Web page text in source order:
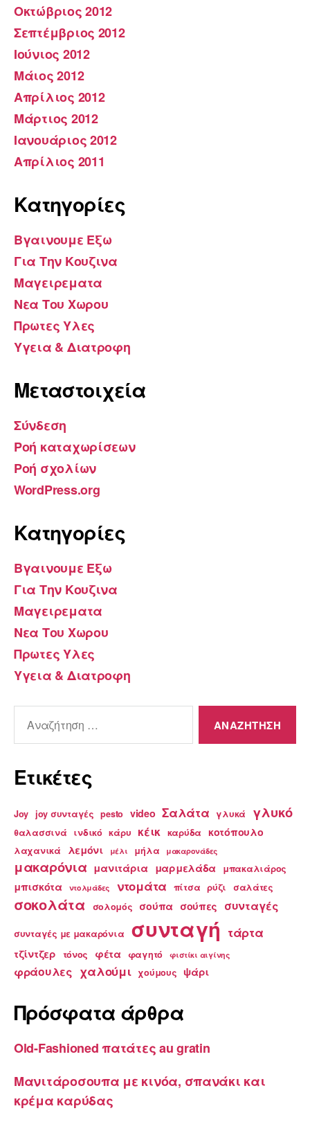
Οκτώβριος 2012
Σεπτέμβριος 2012
Ιούνιος 2012
Μάιος 2012
Απρίλιος 2012
Μάρτιος 2012
Ιανουάριος 2012
Απρίλιος 2011
Kατηγορίες
Βγαινουμε Εξω
Για Την Κουζινα
Μαγειρεματα
Νεα Του Χωρου
Πρωτες Υλες
Υγεια & Διατροφη
Μεταστοιχεία
Σύνδεση
Ροή καταχωρίσεων
Ροή σχολίων
WordPress.org
Kατηγορίες
Βγαινουμε Εξω
Για Την Κουζινα
Μαγειρεματα
Νεα Του Χωρου
Πρωτες Υλες
Υγεια & Διατροφη
για:
Ετικέτες
Joy joy συνταγές pesto video Σαλάτα γλυκά γλυκό
θαλασσινά ινδικό κάρυ κέικ καρύδα κοτόπουλο
λαχανικά λεμόνι μέλι μήλα μακαρονάδες
μακαρόνια μανιτάρια μαρμελάδα μπακαλιάρος
μπισκότα ντολμάδες ντομάτα πίτσα ρύζι σαλάτες
σοκολάτα σολομός σούπα σούπες συνταγές
συνταγές με μακαρόνια συνταγή τάρτα
τζίντζερ τόνος φέτα φαγητό φιστίκι αιγίνης
φράουλες χαλούμι χούμους ψάρι
Πρόσφατα άρθρα
Old-Fashioned πατάτες au gratin
Μανιτάροσουπα με κινόα, σπανάκι και
κρέμα καρύδας